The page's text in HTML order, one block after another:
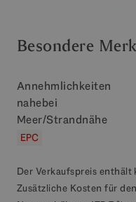
Besondere
Annehmlichkeiten
nahebei
Meer/Strandnähe
EPC
Der Verkaufspreis enthält
Zusätzliche Kosten für